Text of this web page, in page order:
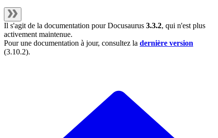
Il s'agit de la documentation pourDocusaurus 3.3.2, qui n'est plus
activement maintenue.
Pour une documentation à jour, consultez la dernière version
(3.10.2).